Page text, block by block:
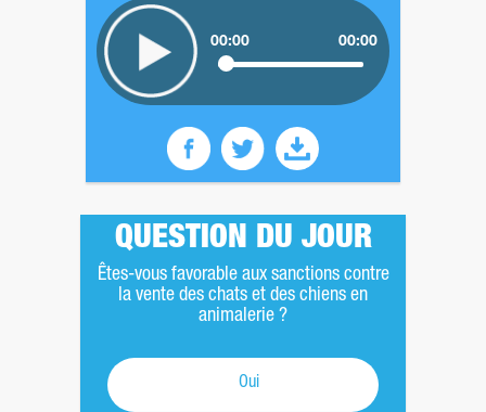
00:00 00:00
QUESTION DU JOUR
Êtes-vous favorable aux sanctions contre
la vente des chats et des chiens en
animalerie ?
Oui